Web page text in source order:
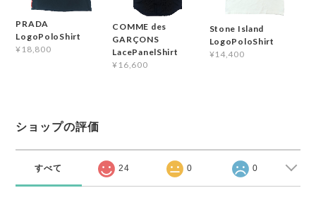
PRADA
LogoPoloShirt
¥18,800
COMME des
GARÇONS
LacePanelShirt
¥16,600
Stone Island
LogoPoloShirt
¥14,400
ショップの評価
すべて 24 0 0